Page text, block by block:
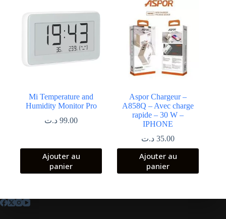
Mi Temperature and
Humidity Monitor Pro
99.00 د.ت
Ajouter au
panier
Aspor Chargeur –
A858Q – Avec charge
rapide – 30 W –
IPHONE
35.00 د.ت
Ajouter au
panier